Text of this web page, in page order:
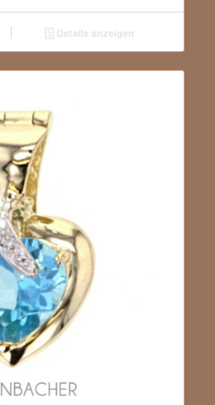
Details anzeigen